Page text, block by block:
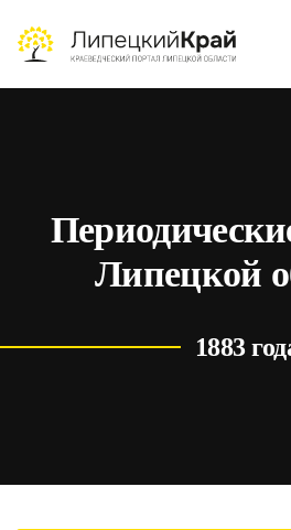
Skip to main content
Липецкой
1883